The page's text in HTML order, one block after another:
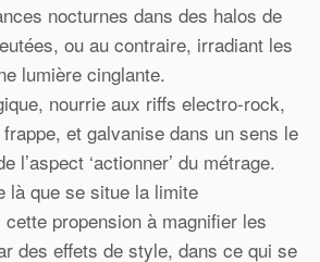
nocturnes dans des halos de
ou au contraire, irradiant les
lumière cinglante.
nourrie aux riffs electro-rock,
et galvanise dans un sens le
l’aspect ‘actionner’ du métrage.
là que se situe la limite
propension à magnifier les
des effets de style, dans ce qui se